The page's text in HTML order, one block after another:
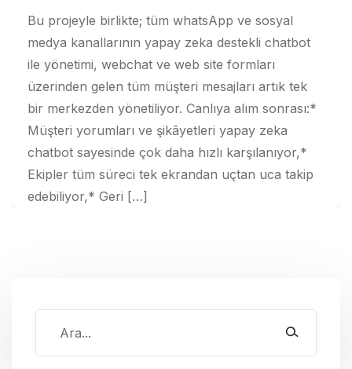
Bu projeyle birlikte; tüm whatsApp ve sosyal
medya kanallarının yapay zeka destekli chatbot
ile yönetimi, webchat ve web site formları
üzerinden gelen tüm müşteri mesajları artık tek
bir merkezden yönetiliyor. Canlıya alım sonrası:*
Müşteri yorumları ve şikâyetleri yapay zeka
chatbot sayesinde çok daha hızlı karşılanıyor,*
Ekipler tüm süreci tek ekrandan uçtan uca takip
edebiliyor,* Geri […]